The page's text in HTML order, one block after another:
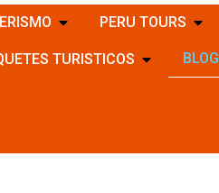
PERU TOURS
TURISTICOS BLOG